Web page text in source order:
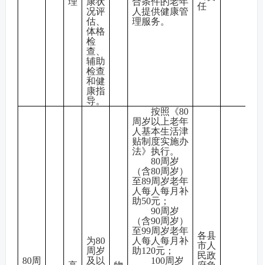
况评
估、
体格
检
查、
辅助
检查
和健
康指
导。
人提供健康管
理服务。
任
80周
为80
周岁
及以
按照《80
周岁以上老年
人基本生活津
贴制度实施办
法》执行。
80周岁
（含80周岁）
至89周岁老年
人每人每月补
助50元；
90周岁
（含90周岁）
至99周岁老年
人每人每月补
助120元；
100周岁
各县
市人
民政